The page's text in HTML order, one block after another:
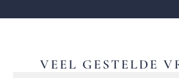
VEEL GESTELDE